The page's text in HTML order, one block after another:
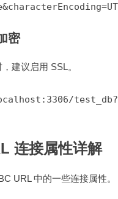
密
建议启用 SSL。
test_db?
连接属性详解
URL 中的一些连接属性。